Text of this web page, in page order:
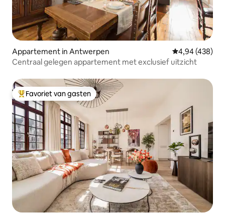
Appartement in Antwerpen Gemiddelde
4,94 (438)
Centraal gelegen appartement met exclusief uitzicht
Topfavoriet van gasten
Favoriet van gasten